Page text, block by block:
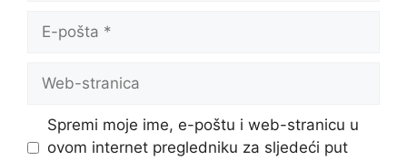
pošta
Web-
Spremi moje ime, e-poštu i web-stranicu u
ovom internet pregledniku za sljedeći put